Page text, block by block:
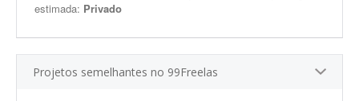
estimada: Privado
Projetos semelhantes no 99Freelas